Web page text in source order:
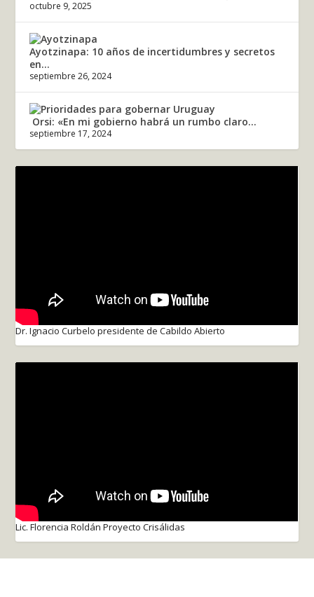
octubre 9, 2025
Ayotzinapa: 10 años de incertidumbres y secretos
en...
septiembre 26, 2024
Orsi: «En mi gobierno habrá un rumbo claro...
septiembre 17, 2024
Dr. Ignacio Curbelo presidente de Cabildo Abierto
Lic. Florencia Roldán Proyecto Crisálidas